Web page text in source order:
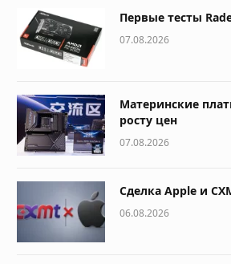
Первые тесты
07.08.2026
Материнские
росту цен
07.08.2026
Сделка Apple и
06.08.2026